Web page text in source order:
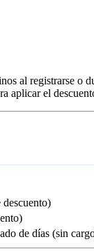
al registrarse o
aplicar el
de días (sin